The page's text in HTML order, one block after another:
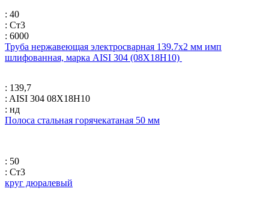
: 40
: Ст3
: 6000
Труба нержавеющая электросварная 139.7х2 мм имп
шлифованная, марка AISI 304 (08Х18Н10)
: 139,7
: AISI 304 08Х18Н10
: нд
Полоса стальная горячекатаная 50 мм
: 50
: Ст3
круг дюралевый